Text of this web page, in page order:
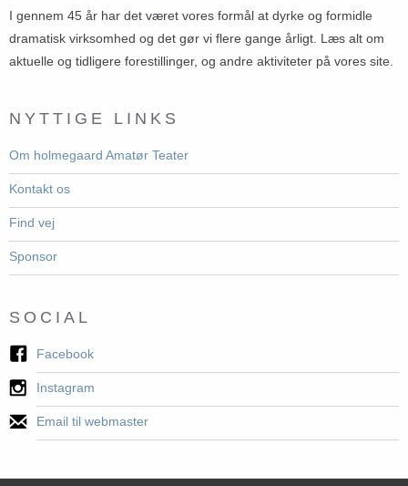
I gennem 45 år har det været vores formål at dyrke og formidle
dramatisk virksomhed og det gør vi flere gange årligt. Læs alt om
aktuelle og tidligere forestillinger, og andre aktiviteter på vores site.
NYTTIGE LINKS
Om holmegaard Amatør Teater
Kontakt os
Find vej
Sponsor
SOCIAL
Facebook
Instagram
Email til webmaster